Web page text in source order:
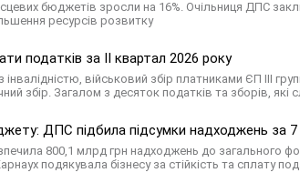
бюджетів зросли на 16%. Очільниця ДПС
ресурсів розвитку
податків за ІI квартал 2026 року
військовий збір платниками ЄП ІІІ
збір. Загалом з десяток податків та зборів, які
ДПС підбила підсумки надходжень за 7
800,1 млрд грн надходжень до загального
подякувала бізнесу за стійкість та сплату